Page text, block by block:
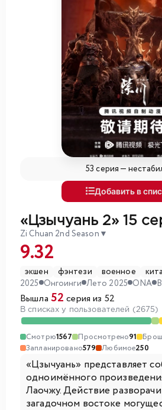
53 серия —
Добавить в
«Цзычуань 2»15
Zi Chuan 2nd Season ▼
9.32
экшен фэнтези военное
2025 Онгоинги Лето 2025 ONA
Вышла 52 серия из 52
В списках у пользователей (2675)
Смотрю1567 Просмотрено91
Запланировано579 Любимое250
«Цзычуань» представляет
одноимённого
Лаочжу. Действие
загадочном востоке